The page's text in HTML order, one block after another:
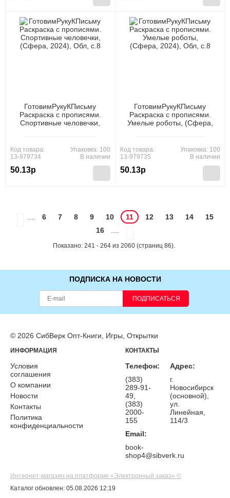
ГотовимРукуКПисьму
Раскраска с прописями.
Спортивные человечки,
Код товара:
13-979734
50.13р
Упаковка: 100
В наличии
ГотовимРукуКПисьму
Раскраска с прописями.
Умелые роботы, (Сфера,
Код товара:
13-979735
50.13р
Упаковка: 100
В наличии
6 7 8 9 10 11 12 13 14
15
16
Показано: 241 - 264 из 2060 (страниц 86).
ПОДПИСКА НА НОВОСТИ
ПОДПИСАТЬСЯ
© 2026 СибВерк Опт-Книги, Игры, Открытки
ИНФОРМАЦИЯ
Условия
соглашения
О компании
Новости
Контакты
Политика
конфиденциальности
КОНТАКТЫ
Телефон:
(383)
289-91-
49,
(383)
2000-
155
Email:
book-
shop4@sibverk.ru
Адрес:
г.
Новосибирск
(основной),
ул.
Линейная,
114/3
Интернет-магазин на платформе «Электронный заказ» ©
Каталог обновлен: 05.08.2026 12:19